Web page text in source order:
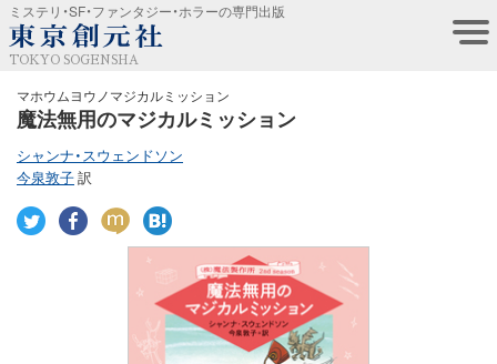
ミステリ・SF・ファンタジー・ホラーの専門出版
TOKYO SOGENSHA
マホウムヨウノマジカルミッション
魔法無用のマジカルミッション
シャンナ・スウェンドソン
今泉敦子訳